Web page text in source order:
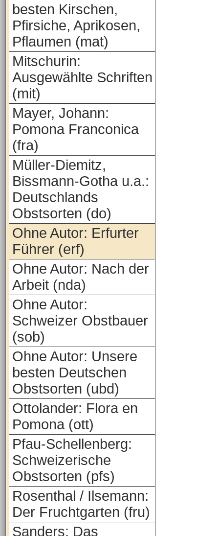
besten Kirschen,
Pfirsiche, Aprikosen,
Pflaumen (mat)
Mitschurin:
Ausgewählte Schriften
(mit)
Mayer, Johann:
Pomona Franconica
(fra)
Müller-Diemitz,
Bissmann-Gotha u.a.:
Deutschlands
Obstsorten (do)
Ohne Autor: Erfurter
Führer (erf)
Ohne Autor: Nach der
Arbeit (nda)
Ohne Autor:
Schweizer Obstbauer
(sob)
Ohne Autor: Unsere
besten Deutschen
Obstsorten (ubd)
Ottolander: Flora en
Pomona (ott)
Pfau-Schellenberg:
Schweizerische
Obstsorten (pfs)
Rosenthal / Ilsemann:
Der Fruchtgarten (fru)
Sanders: Das